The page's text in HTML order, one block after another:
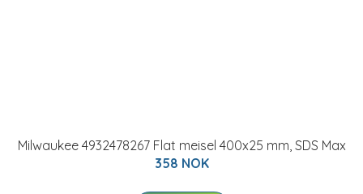
Milwaukee 4932478267 Flat meisel 400x25 mm, SDS Max
358 NOK